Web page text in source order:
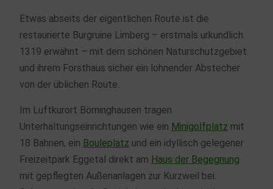
Etwas abseits der eigentlichen Route ist die
restaurierte Burgruine Limberg – erstmals urkundlich
1319 erwähnt – mit dem schönen Naturschutzgebiet
und ihrem Forsthaus sicher ein lohnender Abstecher
von der üblichen Route.
Im Luftkurort Börninghausen tragen
Unterhaltungseinrichtungen wie ein Minigolfplatz mit
18 Bahnen, ein Bouleplatz und ein idyllisch gelegener
Freizeitpark Eggetal direkt am Haus der Begegnung
mit gepflegten Außenanlagen zur Kurzweil bei.